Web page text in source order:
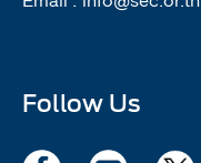
Follow Us